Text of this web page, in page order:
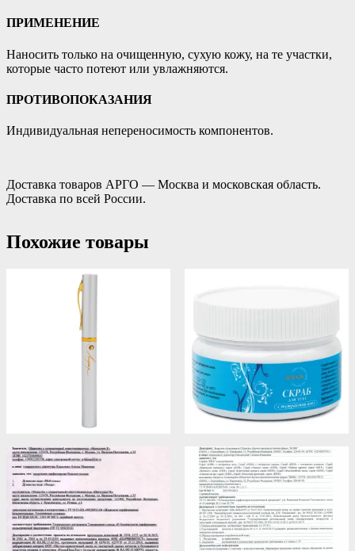
ПРИМЕНЕНИЕ
Наносить только на очищенную, сухую кожу, на те участки,
которые часто потеют или увлажняются.
ПРОТИВОПОКАЗАНИЯ
Индивидуальная непереносимость компонентов.
Доставка товаров АРГО — Москва и московская область.
Доставка по всей России.
Похожие товары